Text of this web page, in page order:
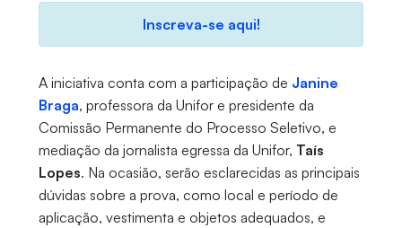
Inscreva-se aqui!
A iniciativa conta com a participação de Janine
Braga, professora da Unifor e presidente da
Comissão Permanente do Processo Seletivo, e
mediação da jornalista egressa da Unifor, Taís
Lopes. Na ocasião, serão esclarecidas as principais
dúvidas sobre a prova, como local e período de
aplicação, vestimenta e objetos adequados, e